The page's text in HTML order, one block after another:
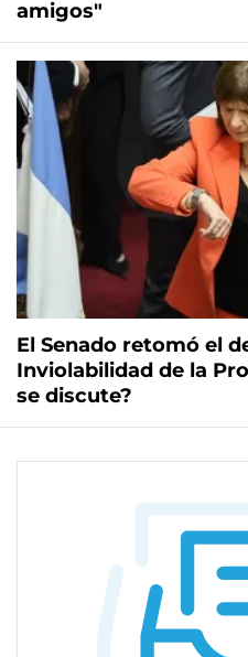
amigos"
El Senado retomó el
Inviolabilidad de la
se discute?